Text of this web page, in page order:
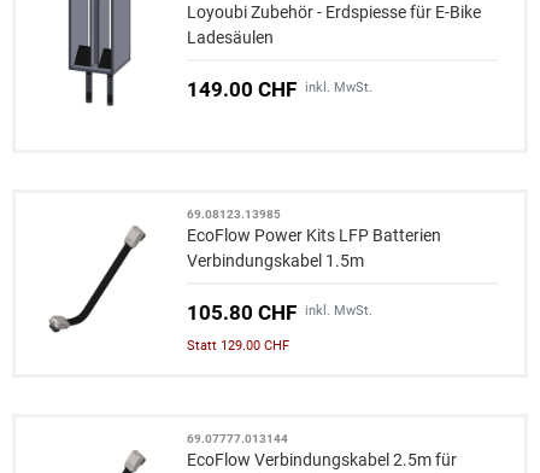
Loyoubi Zubehör - Erdspiesse für E-Bike
Ladesäulen
149.00 CHF inkl. MwSt.
69.08123.13985
EcoFlow Power Kits LFP Batterien
Verbindungskabel 1.5m
105.80 CHF inkl. MwSt.
Statt 129.00 CHF
69.07777.013144
EcoFlow Verbindungskabel 2.5m für